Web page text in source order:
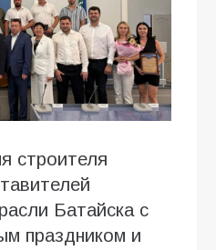
строителя
Батайска с
праздником и